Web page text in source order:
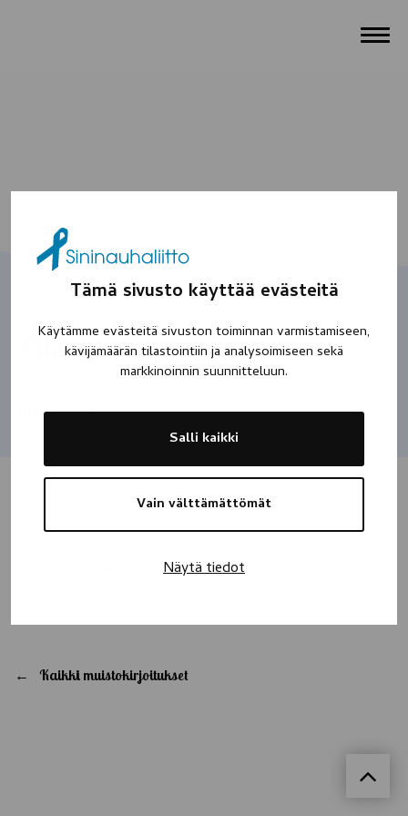
Tämä sivusto käyttää evästeitä
Käytämme evästeitä sivuston toiminnan varmistamiseen,
kävijämäärän tilastointiin ja analysoimiseen sekä
markkinoinnin suunnitteluun.
Vain välttämättömät
Salli kaikki
Näytä tiedot
Pikkuveli
Joose
Kaikki muistokirjoitukset